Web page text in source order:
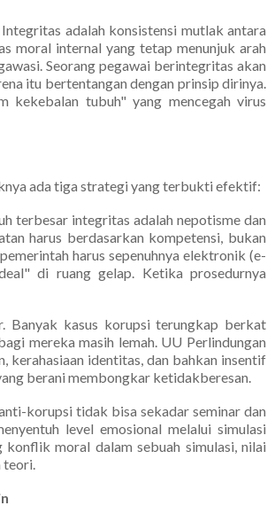
adalah konsistensi mutlak antara
moral internal yang tetap menunjuk arah
Seorang pegawai berintegritas akan
itu bertentangan dengan prinsip dirinya.
kekebalan tubuh" yang mencegah virus
ada tiga strategi yang terbukti efektif:
terbesar integritas adalah nepotisme dan
harus berdasarkan kompetensi, bukan
harus sepenuhnya elektronik (e-
di ruang gelap. Ketika prosedurnya
Banyak kasus korupsi terungkap berkat
mereka masih lemah. UU Perlindungan
kerahasiaan identitas, dan bahkan insentif
berani membongkar ketidakberesan.
korupsi tidak bisa sekadar seminar dan
level emosional melalui simulasi
moral dalam sebuah simulasi, nilai